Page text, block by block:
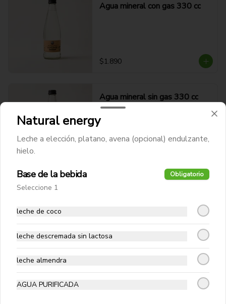
Agua mineral con gas 330 cc
$1.890
Agua mineral sin gas 330 cc
Natural energy
Leche a elección, platano, avena (opcional) endulzante,
hielo.
Base de la bebida Obligatorio
Seleccione 1
leche de coco
leche descremada sin lactosa
leche almendra
AGUA PURIFICADA